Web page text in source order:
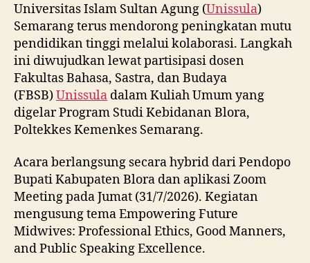
Universitas Islam Sultan Agung (Unissula)
Semarang terus mendorong peningkatan mutu
pendidikan tinggi melalui kolaborasi. Langkah
ini diwujudkan lewat partisipasi dosen
Fakultas Bahasa, Sastra, dan Budaya
(FBSB)Unissula dalam Kuliah Umum yang
digelar Program Studi Kebidanan Blora,
Poltekkes Kemenkes Semarang.
Acara berlangsung secara hybrid dari Pendopo
Bupati Kabupaten Blora dan aplikasi Zoom
Meeting pada Jumat (31/7/2026). Kegiatan
mengusung tema Empowering Future
Midwives: Professional Ethics, Good Manners,
and Public Speaking Excellence.